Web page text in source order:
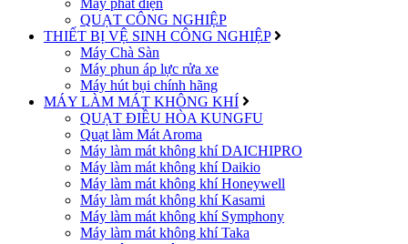
Máy phát điện
QUẠT CÔNG NGHIỆP
THIẾT BỊ VỆ SINH CÔNG NGHIỆP
Máy Chà Sàn
Máy phun áp lực rửa xe
Máy hút bụi chính hãng
MÁY LÀM MÁT KHÔNG KHÍ
QUẠT ĐIỀU HÒA KUNGFU
Quạt làm Mát Aroma
Máy làm mát không khí DAICHIPRO
Máy làm mát không khí Daikio
Máy làm mát không khí Honeywell
Máy làm mát không khí Kasami
Máy làm mát không khí Symphony
Máy làm mát không khí Taka